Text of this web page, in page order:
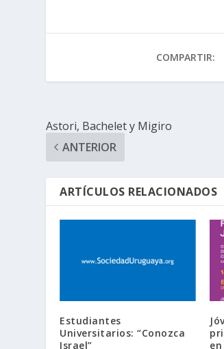
COMPARTIR:
Astori, Bachelet y Migiro
ANTERIOR
ARTÍCULOS RELACIONADOS
Estudiantes
Universitarios: “Conozca
Israel”